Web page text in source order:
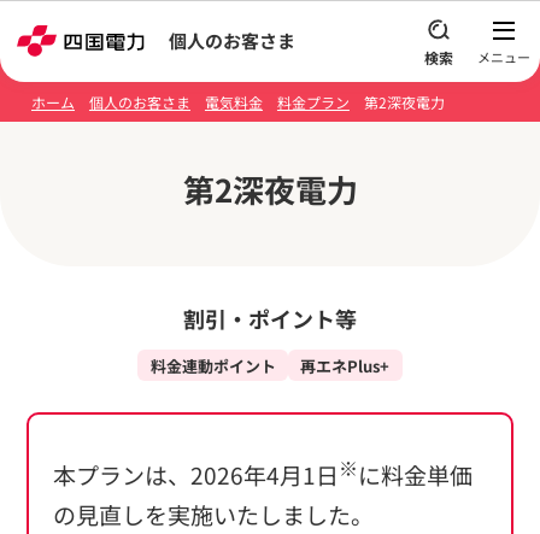
個人のお客さま
ホーム 個人のお客さま 電気料金 料金プラン 第2深夜電力
第2深夜電力
割引・ポイント等
料金連動ポイント 再エネPlus+
本プランは、2026年4月1日 ※に料金単価
の見直しを実施いたしました。